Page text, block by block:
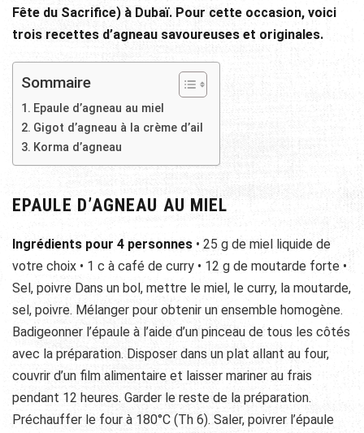
Fête du Sacrifice) à Dubaï. Pour cette occasion, voici
trois recettes d’agneau savoureuses et originales.
Sommaire
Epaule d’agneau au miel
Gigot d’agneau à la crème d’ail
Korma d’agneau
EPAULE D’AGNEAU AU MIEL
Ingrédients pour 4 personnes • 25 g de miel liquide de
votre choix • 1 c à café de curry • 12 g de moutarde forte •
Sel, poivre Dans un bol, mettre le miel, le curry, la moutarde,
sel, poivre. Mélanger pour obtenir un ensemble homogène.
Badigeonner l’épaule à l’aide d’un pinceau de tous les côtés
avec la préparation. Disposer dans un plat allant au four,
couvrir d’un film alimentaire et laisser mariner au frais
pendant 12 heures. Garder le reste de la préparation.
Préchauffer le four à 180°C (Th 6). Saler, poivrer l’épaule